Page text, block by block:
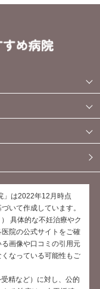
」は2022年12月時点
いて作成しています。
具体的な不妊治療やク
院の公式サイトをご確
画像や口コミの引用元
なっている可能性もご
精など）に対し、公的